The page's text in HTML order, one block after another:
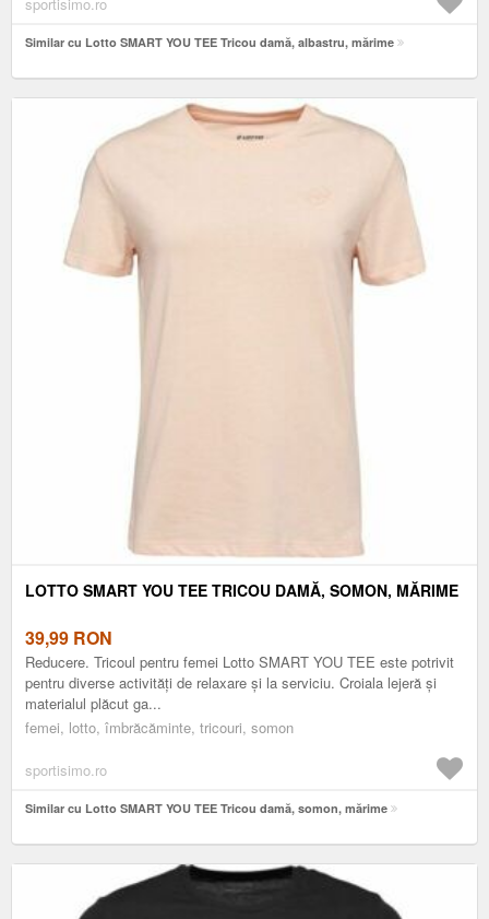
Similar cu Lotto SMART YOU TEE Tricou damă, albastru, mărime
LOTTO SMART YOU TEE TRICOU DAMĂ, SOMON, MĂRIME
39,99 RON
Reducere. Tricoul pentru femei Lotto SMART YOU TEE este potrivit
pentru diverse activități de relaxare și la serviciu. Croiala lejeră și
materialul plăcut ga...
femei, lotto, îmbrăcăminte, tricouri, somon
sportisimo.ro
Similar cu Lotto SMART YOU TEE Tricou damă, somon, mărime